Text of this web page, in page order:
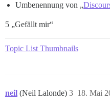
Umbenennung von „
5 „Gefällt mir“
Topic List Thumbnails
neil (Neil Lalonde) 18. Mai
3